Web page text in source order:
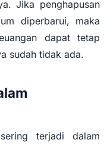
Jika penghapusan
diperbarui, maka
dapat tetap
sudah tidak ada.
terjadi dalam